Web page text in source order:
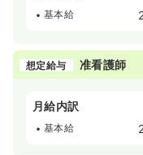
基本給
想定給与 准看護師
月給内訳
基本給